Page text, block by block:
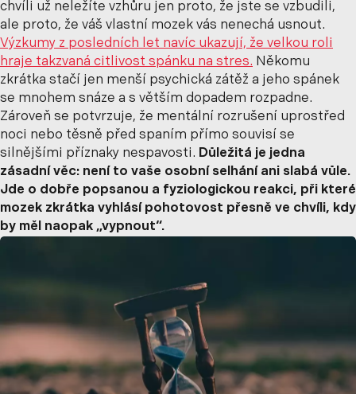
chvíli už neležíte vzhůru jen proto, že jste se vzbudili,
ale proto, že váš vlastní mozek vás nenechá usnout.
Výzkumy z posledních let navíc ukazují, že velkou roli
hraje takzvaná citlivost spánku na stres. Někomu
zkrátka stačí jen menší psychická zátěž a jeho spánek
se mnohem snáze a s větším dopadem rozpadne.
Zároveň se potvrzuje, že mentální rozrušení uprostřed
noci nebo těsně před spaním přímo souvisí se
silnějšími příznaky nespavosti. Důležitá je jedna
zásadní věc: není to vaše osobní selhání ani slabá vůle.
Jde o dobře popsanou a fyziologickou reakci, při které
mozek zkrátka vyhlásí pohotovost přesně ve chvíli, kdy
by měl naopak „vypnout“.